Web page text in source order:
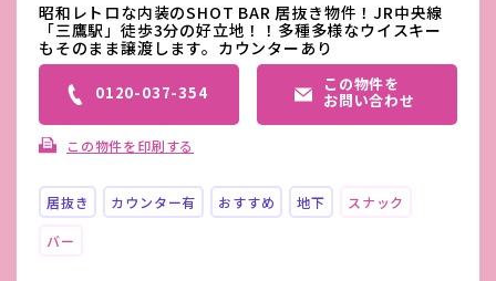
昭和レトロな内装のSHOT BAR 居抜き物件！JR中央線
「三鷹駅」徒歩3分の好立地！！多種多様なウイスキー
もそのまま譲渡します。カウンターあり
0120-037-354 この物件を
お問い合わせ
この物件を印刷する
居抜き カウンター有 おすすめ 地下 スナック
バー